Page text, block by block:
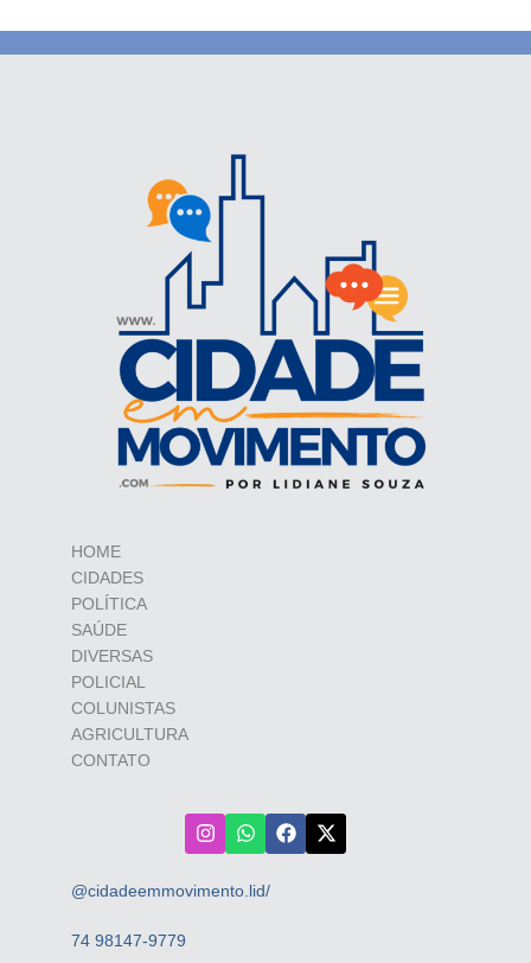
HOME
CIDADES
POLÍTICA
SAÚDE
DIVERSAS
POLICIAL
COLUNISTAS
AGRICULTURA
CONTATO
@cidadeemmovimento.lid/
74 98147-9779